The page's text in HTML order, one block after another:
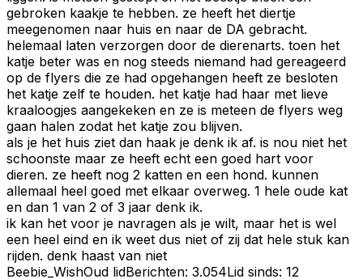
gebroken kaakje te hebben. ze heeft het diertje
meegenomen naar huis en naar de DA gebracht.
helemaal laten verzorgen door de dierenarts. toen het
katje beter was en nog steeds niemand had gereageerd
op de flyers die ze had opgehangen heeft ze besloten
het katje zelf te houden. het katje had haar met lieve
kraaloogjes aangekeken en ze is meteen de flyers weg
gaan halen zodat het katje zou blijven.
als je het huis ziet dan haak je denk ik af. is nou niet het
schoonste maar ze heeft echt een goed hart voor
dieren. ze heeft nog 2 katten en een hond. kunnen
allemaal heel goed met elkaar overweg. 1 hele oude kat
en dan 1 van 2 of 3 jaar denk ik.
ik kan het voor je navragen als je wilt, maar het is wel
een heel eind en ik weet dus niet of zij dat hele stuk kan
rijden. denk haast van niet
Beebie_WishOud lidBerichten: 3.054Lid sinds: 12